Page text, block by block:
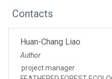
Contacts
Huan-Chang Liao
Author
project manager